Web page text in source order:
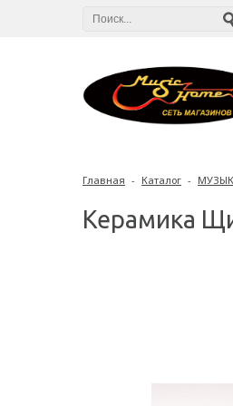
Главная - Каталог -
Керамика